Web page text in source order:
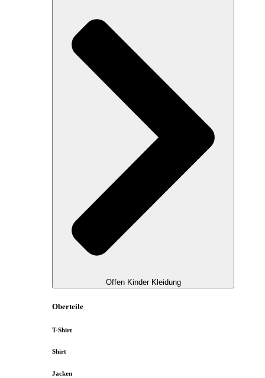
Offen Kinder Kleidung
Oberteile
T-Shirt
Shirt
Jacken